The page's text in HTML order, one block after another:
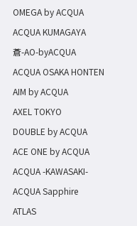
OMEGA by ACQUA
ACQUA KUMAGAYA
蒼-AO-byACQUA
ACQUA OSAKA HONTEN
AIM by ACQUA
AXEL TOKYO
DOUBLE by ACQUA
ACE ONE by ACQUA
ACQUA -KAWASAKI-
ACQUA Sapphire
ATLAS